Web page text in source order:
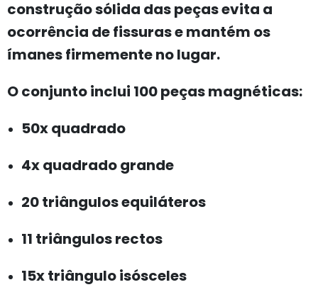
construção sólida das peças evita a
ocorrência de fissuras e mantém os
ímanes firmemente no lugar.
O conjunto inclui 100 peças magnéticas:
50x quadrado
4x quadrado grande
20 triângulos equiláteros
11 triângulos rectos
15x triângulo isósceles